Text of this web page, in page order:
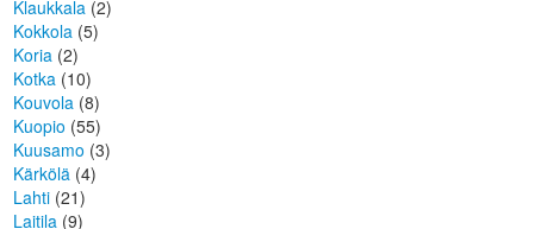
Klaukkala (2)
Kokkola (5)
Koria (2)
Kotka (10)
Kouvola (8)
Kuopio (55)
Kuusamo (3)
Kärkölä (4)
Lahti (21)
Laitila (9)